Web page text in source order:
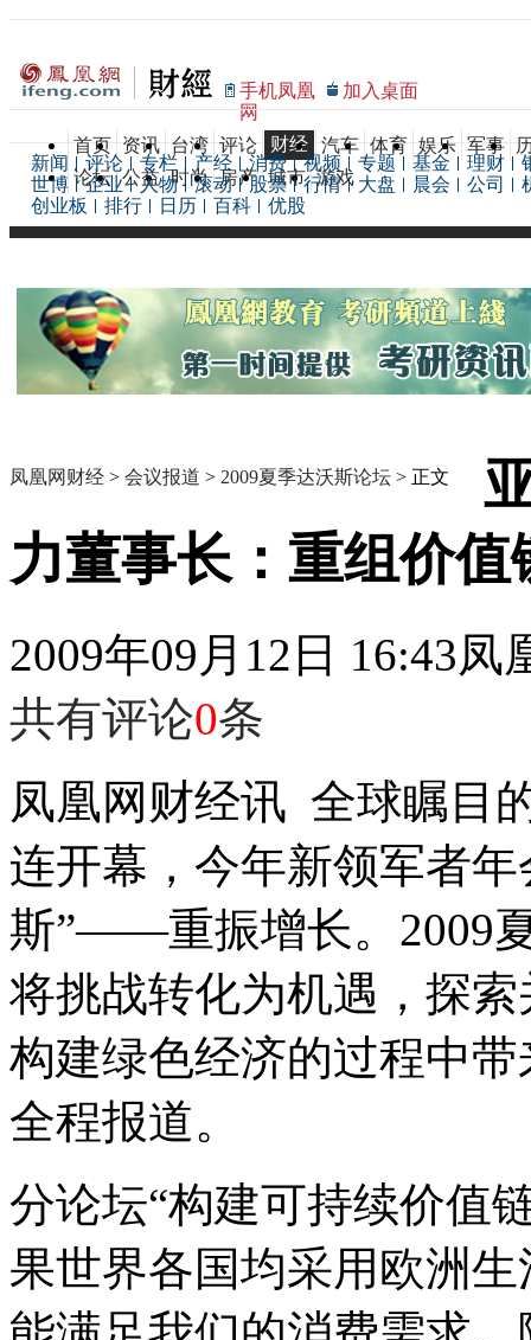
手机凤凰
网
加入桌面
首页 资讯 台湾 评论 财经 汽车 体育 娱乐 军事
论坛 公益 时尚 房产 城市 游戏
新闻 评论 专栏 产经 消费 视频 专题 基金 理财
世博
企业 人物 滚动 股票 行情 大盘 晨会 公司
创业板
排行 日历 百科 优股
凤凰网财经 > 会议报道 > 2009夏季达沃斯论坛 > 正文
力董事长：重组价
2009年09月12日 16:43凤
共有评论0条
凤凰网财经讯 全球瞩目
连开幕，今年新领军者
斯”——重振增长。2009
将挑战转化为机遇，探
构建绿色经济的过程中
全程报道。
分论坛“构建可持续价值
果世界各国均采用欧洲